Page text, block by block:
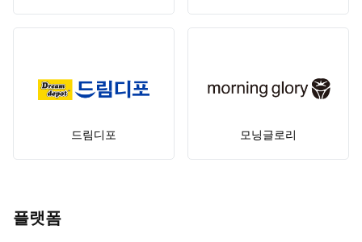
드림디포 모닝글로리
플랫폼